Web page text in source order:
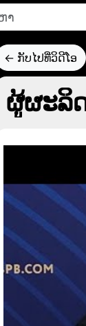
← ກັບໄປທີ່ວິດີໂອ
ຜູ້ຜະລິ